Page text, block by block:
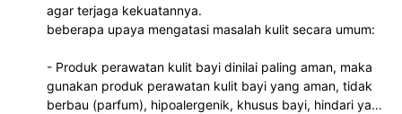
agar terjaga kekuatannya.
beberapa upaya mengatasi masalah kulit secara umum:
- Produk perawatan kulit bayi dinilai paling aman, maka
gunakan produk perawatan kulit bayi yang aman, tidak
berbau (parfum), hipoalergenik, khusus bayi, hindari yang